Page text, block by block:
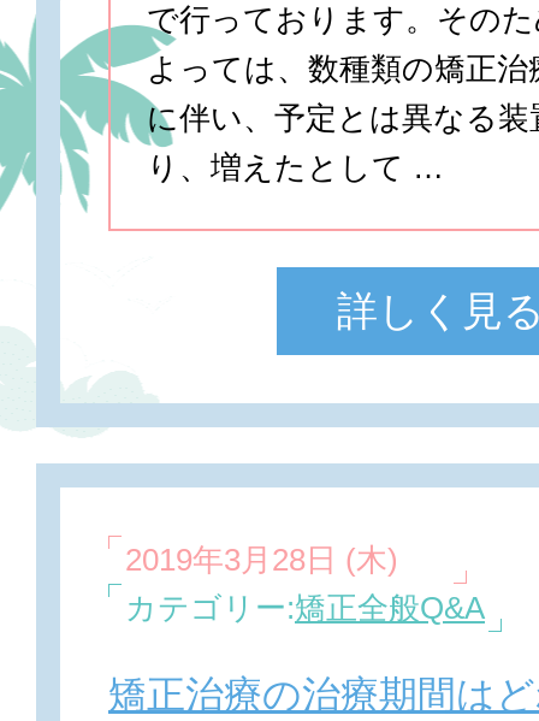
で行っております。その
よっては、数種類の矯正
に伴い、予定とは異なる
り、増えたとして …
詳しく見
2019年3月28日 (木)
カテゴリー:矯正全般Q&A
矯正治療の治療期間は